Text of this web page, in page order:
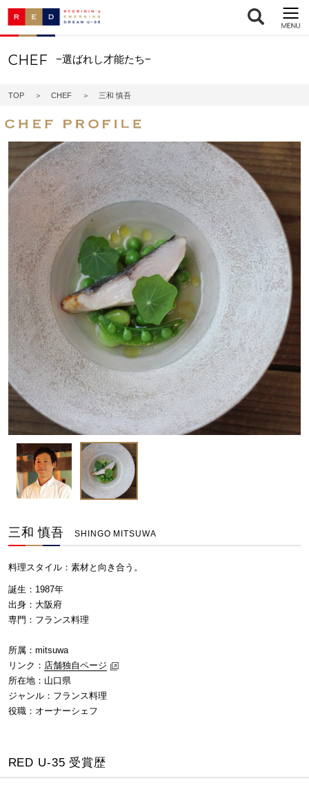
CHEF −選ばれし才能たち−
TOP CHEF 三和 慎吾
三和 慎吾 SHINGO MITSUWA
料理スタイル： 素材と向き合う。
誕生：1987年
出身：大阪府
専門：フランス料理
所属：mitsuwa
リンク： 店舗独自ページ
所在地：山口県
ジャンル：フランス料理
役職：オーナーシェフ
RED U-35 受賞歴